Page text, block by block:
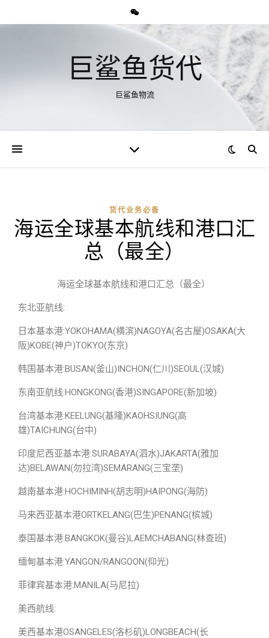
巨鲨鱼货代
巨鲨鱼物流
货代业务必备
海运全球基本航线和港口汇
总（最全）
海运全球基本航线和港口汇总（最全）
东北亚航线:
日本基本港:YOKOHAMA(横滨)NAGOYA(名古屋)OSAKA(大
阪)KOBE(神户)TOKYO(东京)
韩国基本港:BUSAN(釜山)INCHON(仁川)SEOUL(汉城)
东南亚航线:HONGKONG(香港)SINGAPORE(新加坡)
台湾基本港:KEELUNG(基隆)KAOHSIUNG(高
雄)TAICHUNG(台中)
印度尼西亚基本港:SURABAYA(泗水)JAKARTA(雅加
达)BELAWAN(勿拉湾)SEMARANG(三宝垄)
越南基本港:HOCHIMINH(胡志明)HAIPONG(海防)
马来西亚基本港ORTKELANG(巴生)PENANG(槟城)
泰国基本港:BANGKOK(曼谷)LAEMCHABANG(林查班)
缅甸基本港:YANGON/RANGOON(仰光)
菲律宾基本港:MANILA(马尼拉)
美西航线:
美西基本港OSANGELES(洛杉矶)LONGBEACH(长